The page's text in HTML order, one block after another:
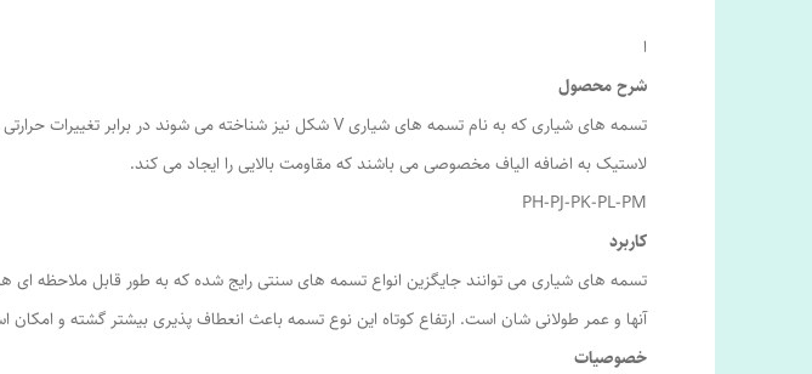
ا
شرح محصول
لاستیک به اضافه الیاف مخصوصی می باشند که مقاومت بالایی را ایجاد می کند.
PH-PJ-PK-PL-PM
کاربرد
تسمه های شیاری می توانند جایگزین انواع تسمه های سنتی رایج شده که به طور قابل
آنها و عمر طولانی شان است. ارتفاع کوتاه این نوع تسمه باعث انعطاف پذیری بیشتر گشته و امکان
خصوصیات